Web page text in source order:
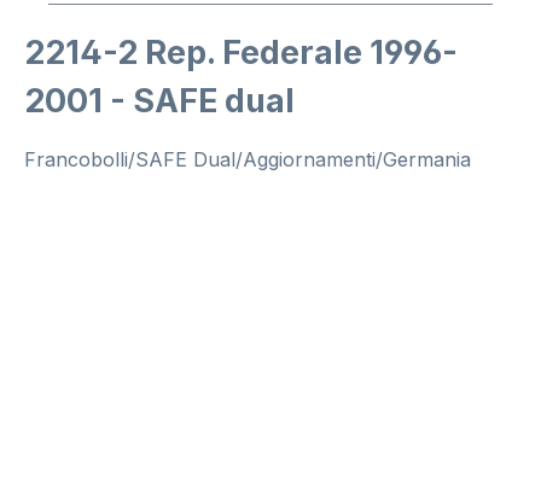
2214-2 Rep. Federale 1996-
2001 - SAFE dual
Francobolli/SAFE Dual/Aggiornamenti/Germania